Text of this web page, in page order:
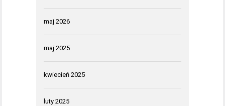
maj 2026
maj 2025
kwiecień 2025
luty 2025